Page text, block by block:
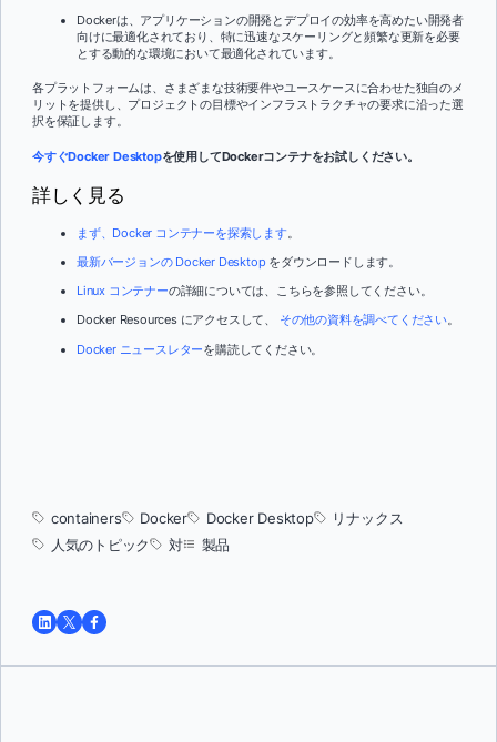
Dockerは、アプリケーションの開発とデプロイの効率を高めたい開発者
向けに最適化されており、特に迅速なスケーリングと頻繁な更新を必要
とする動的な環境において最適化されています。
各プラットフォームは、さまざまな技術要件やユースケースに合わせた独自のメ
リットを提供し、プロジェクトの目標やインフラストラクチャの要求に沿った選
択を保証します。
今すぐDocker Desktopを使用してDockerコンテナをお試しください。
詳しく見る
まず、Docker コンテナーを探索します。
最新バージョンの Docker Desktop をダウンロードします。
Linux コンテナーの詳細については、こちらを参照してください。
Docker Resources にアクセスして、 その他の資料を調べてください。
Docker ニュースレターを購読してください。
containers Docker Docker Desktop
リナックス
人気のトピック
対 製品